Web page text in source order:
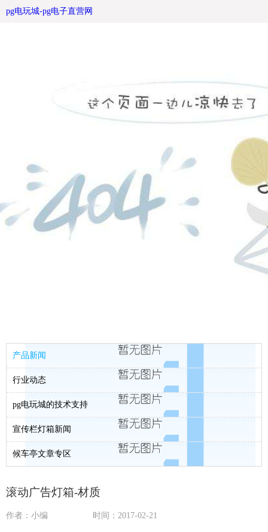
滚动广告灯箱-pg电玩城
pg电玩城-pg电子直营网
产品新闻
行业动态
pg电玩城的技术支持
宣传栏灯箱新闻
候车亭文章专区
滚动广告灯箱-材质
作者：小编 时间：2017-02-21